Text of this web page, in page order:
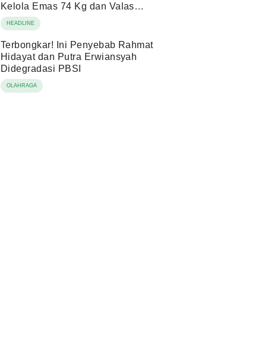
Kelola Emas 74 Kg dan Valas
Ratusan Miliar!
HEADLINE
Terbongkar! Ini Penyebab Rahmat
Hidayat dan Putra Erwiansyah
Didegradasi PBSI
OLAHRAGA